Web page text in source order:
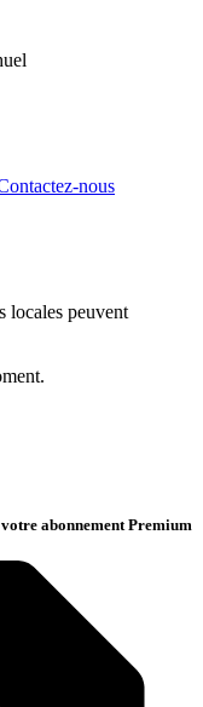
nous
locales peuvent
votre abonnement Premium